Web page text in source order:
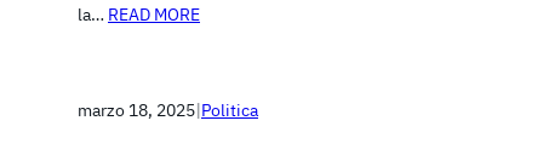
la… READ MORE
marzo 18, 2025 Politica